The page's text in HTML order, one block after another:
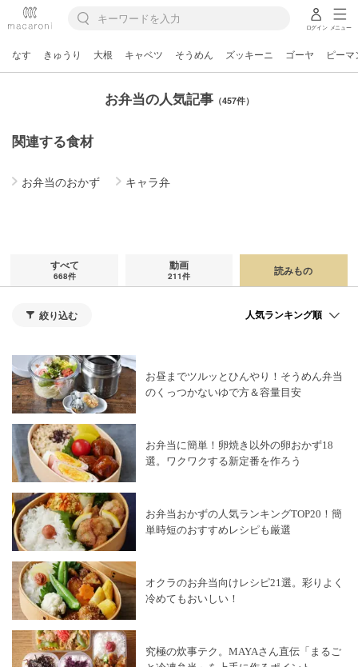
ログイン メニュー
なす きゅうり 大根 キャベツ そうめん ズッキーニ ゴーヤ ピーマ
お弁当の人気記事（457件）
関連する食材
お弁当のおかず キャラ弁
すべて
668件
動画
211件 読みもの
絞り込む
お昼までツルッとひんやり！そうめん弁当
のくっつかないゆで方＆容量目安
お弁当に簡単！卵焼き以外の卵おかず18
選。ワクワクする新定番を作ろう
お弁当おかずの人気ランキングTOP20！簡
単時短のおすすめレシピも厳選
オクラのお弁当向けレシピ21選。彩りよく
冷めてもおいしい！
究極の炊事テク。MAYAさん直伝「まるご